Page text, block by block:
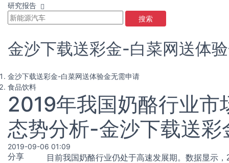
研究报告
搜索
金沙下载送彩金-白菜网送体
金沙下载送彩金-白菜网送体验金无需申请
食品饮料
2019年我国奶酪行业市
态势分析-金沙下载送彩
2019-09-06 01:09
分享
目前我国奶酪行业仍处于高速发展期。数据显示，